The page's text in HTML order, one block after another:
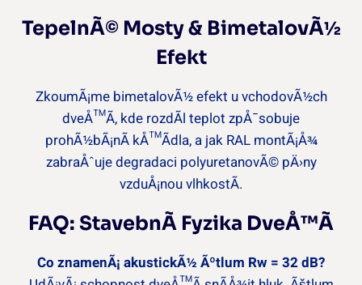
TepelnÃ© Mosty & BimetalovÃ½
Efekt
ZkoumÃ¡me bimetalovÃ½ efekt u vchodovÃ½ch
dveÅ™Ã­, kde rozdÃ­l teplot zpÅ¯sobuje
prohÃ½bÃ¡nÃ­ kÅ™Ã­dla, a jak RAL montÃ¡Å¾
zabraÅˆuje degradaci polyuretanovÃ© pÄ›ny
vzduÅ¡nou vlhkostÃ­.
FAQ: StavebnÃ­ Fyzika DveÅ™Ã­
Co znamenÃ¡ akustickÃ½ Ãºtlum Rw = 32 dB?